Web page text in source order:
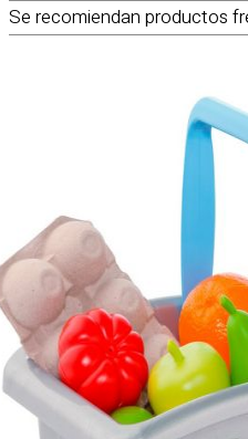
Se recomiendan productos